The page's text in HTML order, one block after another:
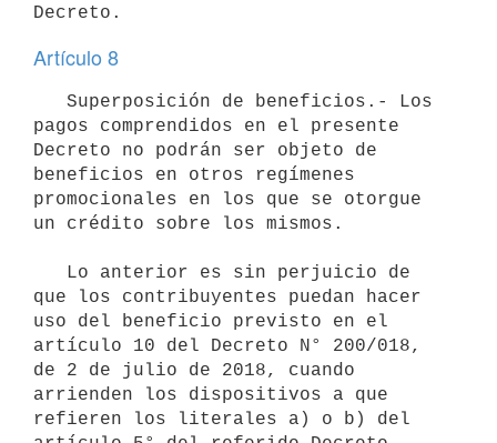
Artículo 8
pagos comprendidos en el presente
Decreto no podrán ser objeto de
beneficios en otros regímenes
promocionales en los que se otorgue
un crédito sobre los mismos.
que los contribuyentes puedan hacer
uso del beneficio previsto en el
artículo 10 del Decreto N° 200/018,
de 2 de julio de 2018, cuando
arrienden los dispositivos a que
refieren los literales a) o b) del